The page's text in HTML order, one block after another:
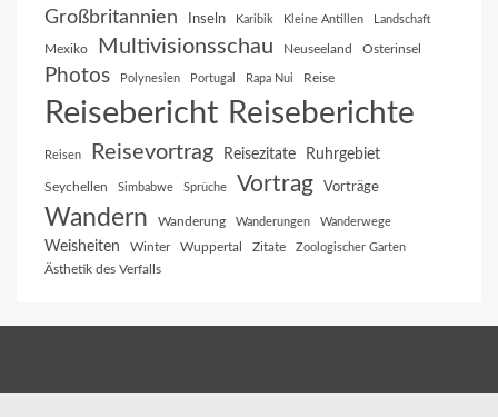
Großbritannien Inseln Karibik Kleine Antillen Landschaft
Mexiko Multivisionsschau Neuseeland Osterinsel
Photos Polynesien Portugal Rapa Nui Reise
Reisebericht Reiseberichte
Reisen Reisevortrag Reisezitate Ruhrgebiet
Seychellen Simbabwe Sprüche Vortrag Vorträge
Wandern Wanderung Wanderungen Wanderwege
Weisheiten Winter Wuppertal Zitate Zoologischer Garten
Ästhetik des Verfalls